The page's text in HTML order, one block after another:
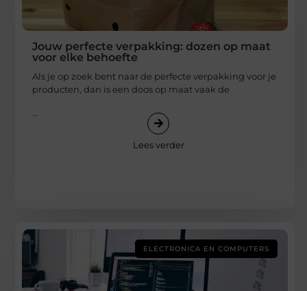
Jouw perfecte verpakking: dozen op maat
voor elke behoefte
Als je op zoek bent naar de perfecte verpakking voor je
producten, dan is een doos op maat vaak de
Lees verder
ELECTRONICA EN COMPUTERS